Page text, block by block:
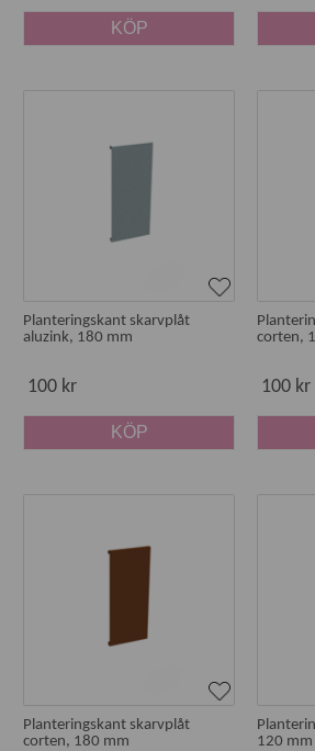
KÖP
Planteringskant skarvplåt
aluzink, 180 mm
100 kr
KÖP
corten,
100 kr
Planteringskant skarvplåt
corten, 180 mm
120 mm